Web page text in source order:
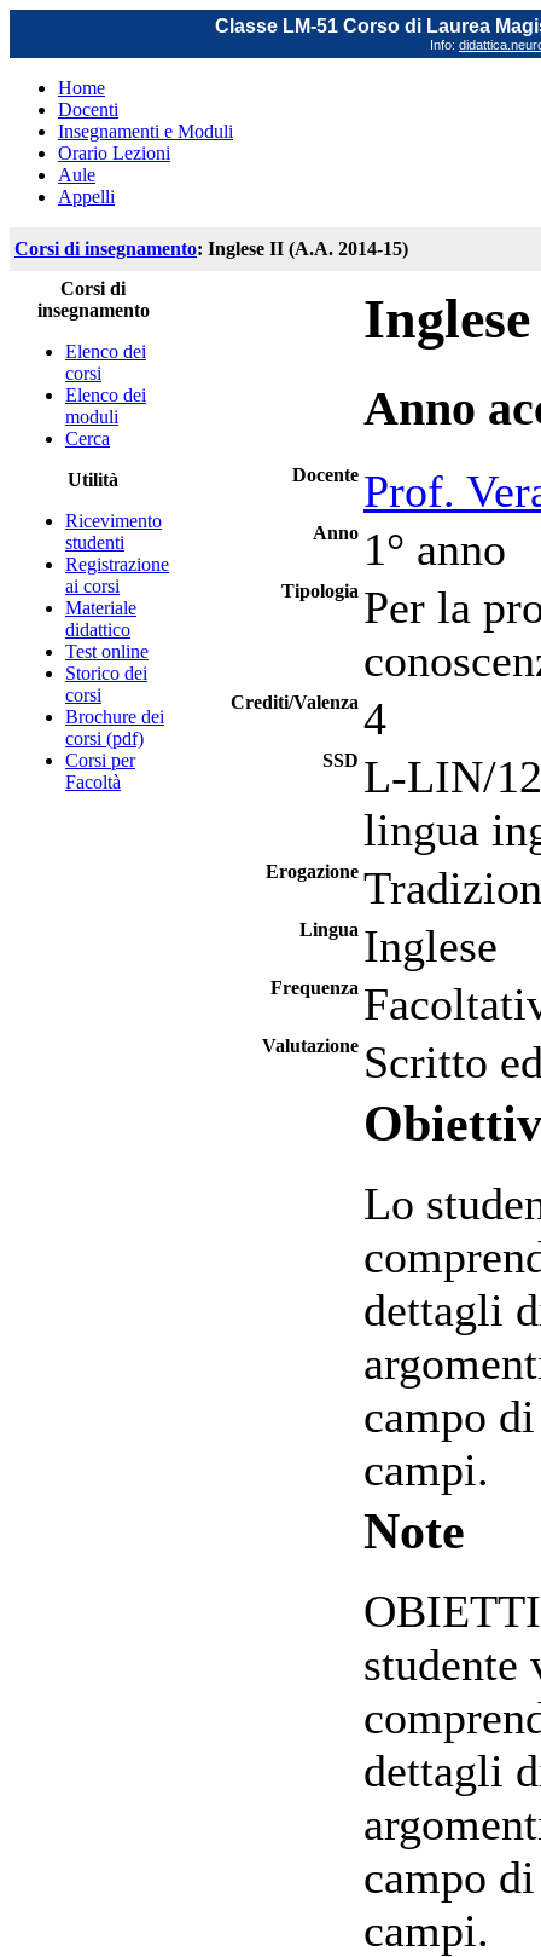
Classe LM-51 Corso di Laurea
Info:
Home
Docenti
Insegnamenti e Moduli
Orario Lezioni
Aule
Appelli
Corsi di insegnamento: Inglese II (A.A. 2014-15)
Corsi di
insegnamento
Elenco dei
corsi
Elenco dei
moduli
Cerca
Utilità
Ricevimento
studenti
Registrazione
ai corsi
Materiale
didattico
Test online
Storico dei
corsi
Brochure dei
corsi (pdf)
Corsi per
Facoltà
Anno
Docente Prof.
Anno 1° anno
Tipologia Per la
Crediti/Valenza 4
SSD L-LIN/
lingua
Erogazione
Lingua Inglese
Frequenza
Valutazione Scritto
Lo
dettagli
campo
campi.
Note
studente
dettagli
campo
campi.